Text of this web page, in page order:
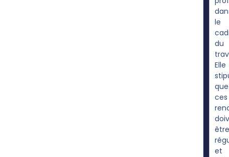
le
du
Elle
que
ces
être
et